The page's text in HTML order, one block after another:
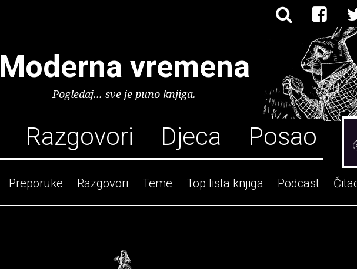
Moderna vremena
Pogledaj... sve je puno knjiga.
Razgovori Djeca Posao
Preporuke Razgovori Teme Top lista knjiga Podcast